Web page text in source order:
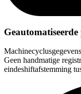
Geen handmatige
eindeshiftafstemming